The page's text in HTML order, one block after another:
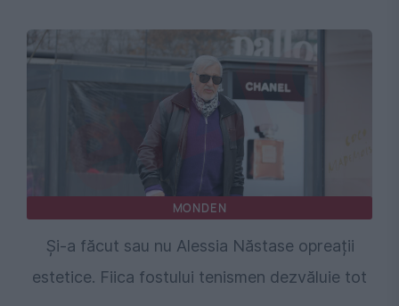
MONDEN
Și-a făcut sau nu Alessia Năstase opreații
estetice. Fiica fostului tenismen dezvăluie tot